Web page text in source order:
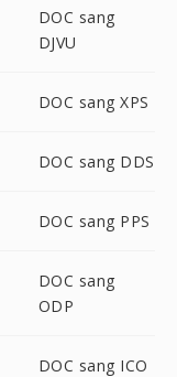
DOC sang
DJVU
DOC sang XPS
DOC sang DDS
DOC sang PPS
DOC sang
ODP
DOC sang ICO